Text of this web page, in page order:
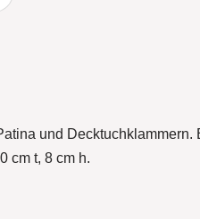
und Decktuchklammern.
cm t, 8 cm h.